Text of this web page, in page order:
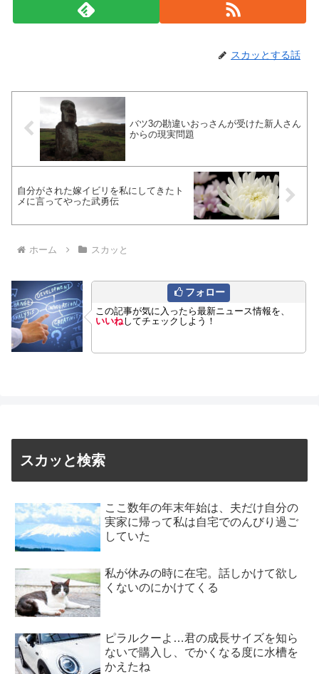
スカッとする話
バツ3の勘違いおっさんが受けた新人さん
からの現実問題
自分がされた嫁イビリを私にしてきたト
メに言ってやった武勇伝
ホーム スカッと
フォロー
この記事が気に入ったら最新ニュース情報を、
いいねしてチェックしよう！
スカッと検索
ここ数年の年末年始は、夫だけ自分の
実家に帰って私は自宅でのんびり過ご
していた
私が休みの時に在宅。話しかけて欲し
くないのにかけてくる
ピラルクーよ…君の成長サイズを知ら
ないで購入し、でかくなる度に水槽を
かえたね